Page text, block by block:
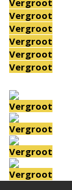
Vergroot
Vergroot
Vergroot
Vergroot
Vergroot
Vergroot
Vergroot
Vergroot
Vergroot
Vergroot